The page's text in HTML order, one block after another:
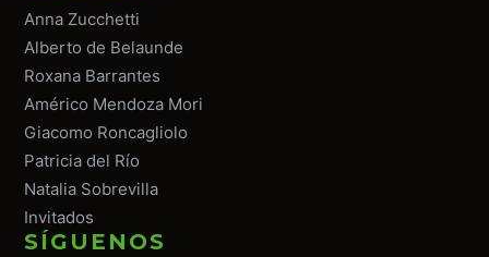
Anna Zucchetti
Alberto de Belaunde
Roxana Barrantes
Américo Mendoza Mori
Giacomo Roncagliolo
Patricia del Río
Natalia Sobrevilla
Invitados
SÍGUENOS